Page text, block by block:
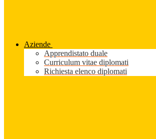
Aziende
Apprendistato duale
Curriculum vitae diplomati
Richiesta elenco diplomati